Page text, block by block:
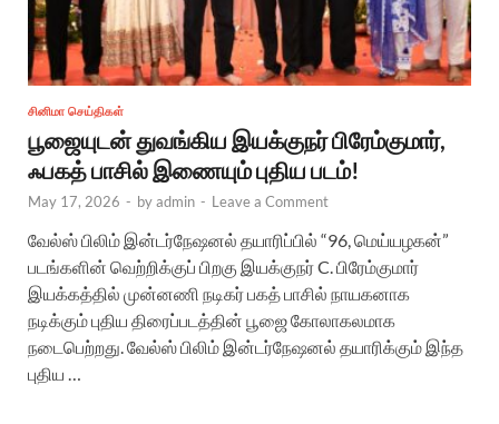
சினிமா செய்திகள்
பூஜையுடன் துவங்கிய இயக்குநர் பிரேம்குமார்,
ஃபகத் பாசில் இணையும் புதிய படம்!
May 17, 2026 - byadmin - Leave a Comment
வேல்ஸ் பிலிம் இன்டர்நேஷனல் தயாரிப்பில் “96, மெய்யழகன்”
படங்களின் வெற்றிக்குப் பிறகு இயக்குநர் C. பிரேம்குமார்
இயக்கத்தில் முன்னணி நடிகர் பகத் பாசில் நாயகனாக
நடிக்கும் புதிய திரைப்படத்தின் பூஜை கோலாகலமாக
நடைபெற்றது. வேல்ஸ் பிலிம் இன்டர்நேஷனல் தயாரிக்கும் இந்த
புதிய …